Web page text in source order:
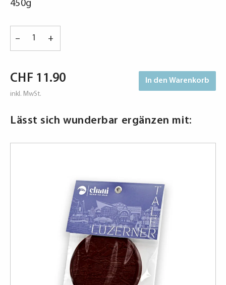
450g
Rice
vegetarisch
+
–
CHF 11.90
inkl. MwSt.
In den Warenkorb
Lässt sich wunderbar ergänzen mit: